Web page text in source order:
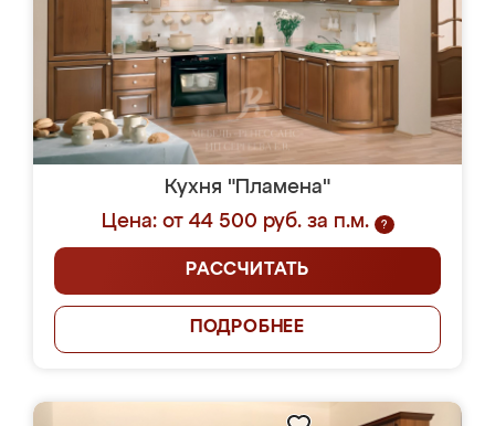
Кухня "Пламена"
Цена: от 44 500 руб. за п.м.
?
РАССЧИТАТЬ
ПОДРОБНЕЕ